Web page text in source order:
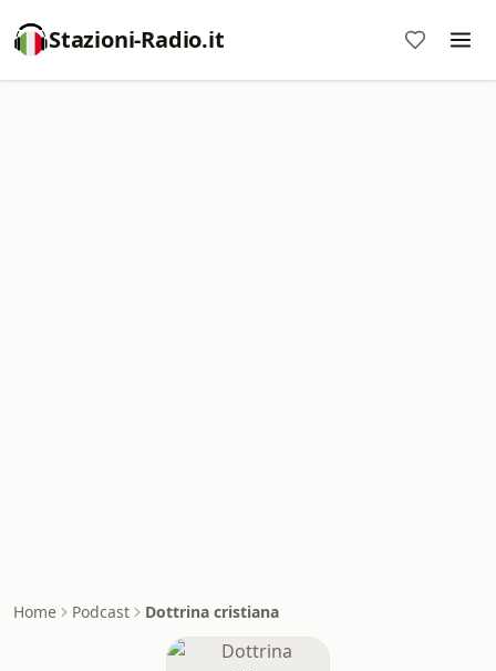
Stazioni-Radio.it
Home Podcast Dottrina cristiana